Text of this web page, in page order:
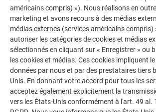
¬Matériel d'écriture (cahier, stylo, crayon,
¬Matériel d'information (directives
¬Tous les matériaux de consommation
¬Certificat « PREFA ACADEMY » Vestes à
durent plusieurs jours)
¬T-shirt ( Cours de jour)
¬ Protection auditive, gants de travail
¬Lunettes de sécurité pour cours de façade
¬Utilisation d'outils et machines
ANNULATION ET MODIFICATION DE
RÉSERVATION
Puis-je annuler la formation que j'ai prévue ?
Si l'annulation est 14 jours avant
de formation seront facturés comme frais
Puis-je envoyer un autre participant ?
américains compris) »). Nous réalisons en
marketing et avons recours à des médias
médias externes (services américains compris)
autoriser les catégories de cookies et médias
sélectionnés en cliquant sur « Enregistrer » ou
les cookies et médias. Ces cookies impliquent
données par nous et par des prestataires tiers
Unis. En donnant votre accord pour tous les
acceptez également explicitement la
vers les États-Unis conformément à l'art. 49 al.